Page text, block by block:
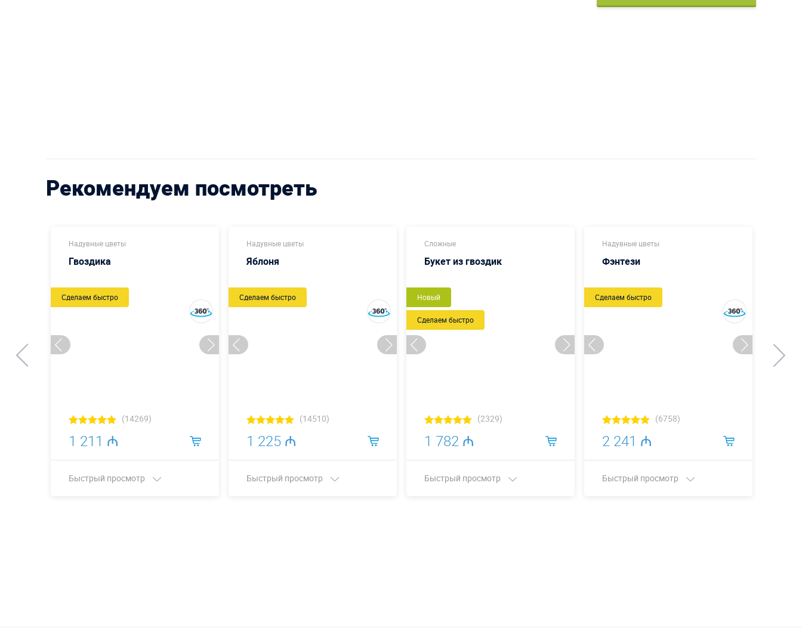
Рекомендуем посмотреть
Надувные цветы
Гвоздика
Сделаем быстро
(14269)
1 211 ₼
Быстрый просмотр
Надувные цветы
Яблоня
Сделаем быстро
(14510)
1 225 ₼
Быстрый просмотр
Сложные
Букет из гвоздик
Новый
Сделаем быстро
(2329)
1 782 ₼
Быстрый просмотр
Надувные цветы
Фэнтези
Сделаем быстро
(6758)
2 241 ₼
Быстрый просмотр